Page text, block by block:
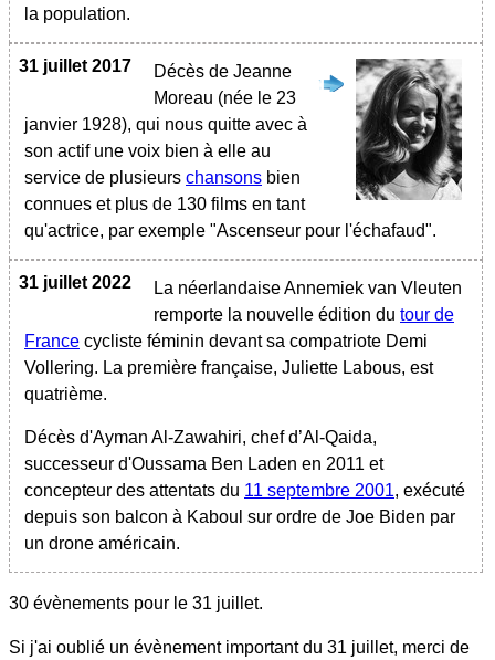
la population.
31 juillet 2017
Décès de Jeanne
Moreau (née le 23
janvier 1928), qui nous quitte avec à
son actif une voix bien à elle au
service de plusieurs chansons bien
connues et plus de 130 films en tant
qu'actrice, par exemple "Ascenseur pour l'échafaud".
31 juillet 2022
La néerlandaise Annemiek van Vleuten
remporte la nouvelle édition du tour de
France cycliste féminin devant sa compatriote Demi
Vollering. La première française, Juliette Labous, est
quatrième.
Décès d'Ayman Al-Zawahiri, chef d’Al-Qaida,
successeur d'Oussama Ben Laden en 2011 et
concepteur des attentats du 11 septembre 2001, exécuté
depuis son balcon à Kaboul sur ordre de Joe Biden par
un drone américain.
30 évènements pour le 31 juillet.
Si j'ai oublié un évènement important du 31 juillet, merci de